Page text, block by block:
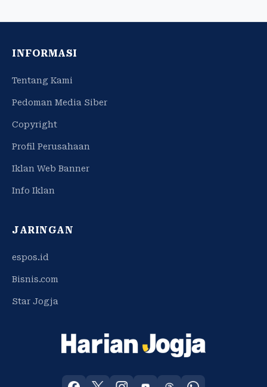
INFORMASI
Tentang Kami
Pedoman Media Siber
Copyright
Profil Perusahaan
Iklan Web Banner
Info Iklan
JARINGAN
espos.id
Bisnis.com
Star Jogja